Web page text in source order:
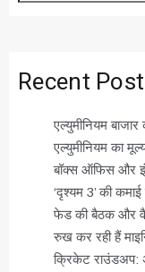
Recent
एल्युमीनियम
एल्युमीनियम का
बॉक्स ऑफिस और
‘दृश्यम 3’ की
फेड की बैठक और
रुख कर रही हैं
क्रिकेट राउंडअप: